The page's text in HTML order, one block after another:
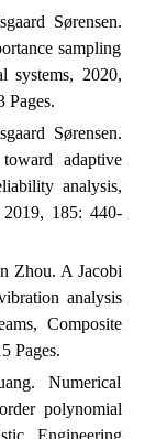
Sørensen.
sampling
systems, 2020,
Pages.
Sørensen.
adaptive
analysis,
185: 440-
Zhou. A Jacobi
analysis
Composite
Pages.
Numerical
polynomial
Engineering